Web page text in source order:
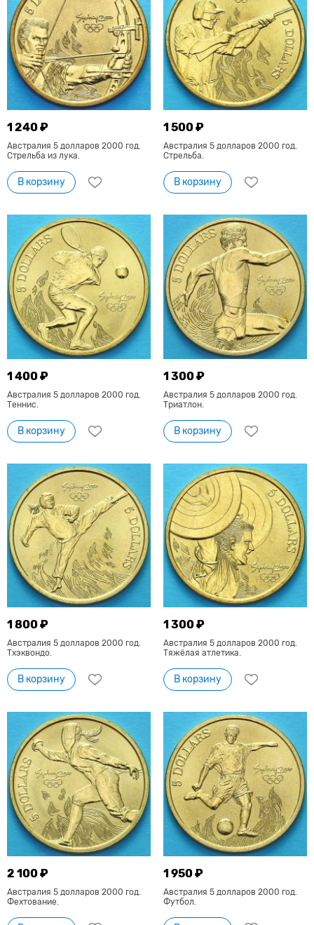
1 240 ₽
Австралия 5 долларов 2000 год.
Стрельба из лука.
В корзину
1 500 ₽
Австралия 5 долларов 2000 год.
Стрельба.
В корзину
1 400 ₽
Австралия 5 долларов 2000 год.
Теннис.
В корзину
1 300 ₽
Австралия 5 долларов 2000 год.
Триатлон.
В корзину
1 800 ₽
Австралия 5 долларов 2000 год.
Тхэквондо.
В корзину
1 300 ₽
Австралия 5 долларов 2000 год.
Тяжёлая атлетика.
В корзину
2 100 ₽
Австралия 5 долларов 2000 год.
Фехтование.
1 950 ₽
Австралия 5 долларов 2000 год.
Футбол.